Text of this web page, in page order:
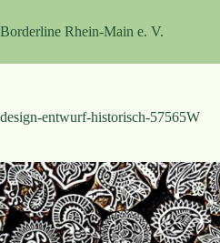
Inhalt
springen
Borderline Rhein-Main e. V.
design-entwurf-historisch-57565W